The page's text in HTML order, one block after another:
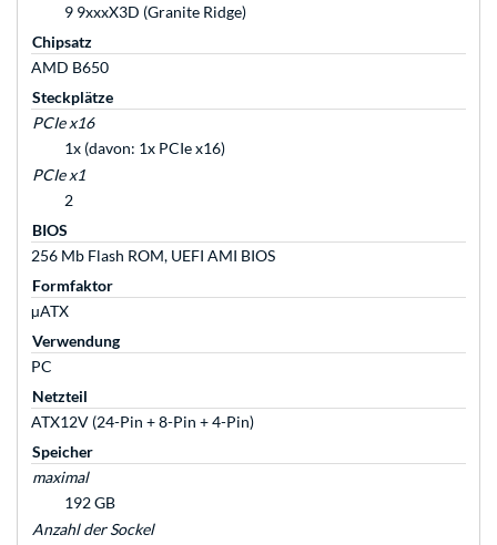
9 9xxxX3D (Granite Ridge)
Chipsatz
AMD B650
Steckplätze
PCIe x16
1x (davon: 1x PCIe x16)
PCIe x1
2
BIOS
256 Mb Flash ROM, UEFI AMI BIOS
Formfaktor
µATX
Verwendung
PC
Netzteil
ATX12V (24-Pin + 8-Pin + 4-Pin)
Speicher
maximal
192 GB
Anzahl der Sockel